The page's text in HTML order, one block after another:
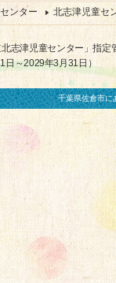
ンター 北志津児童セ
志津児童センター」指
日～2029年3月31日）
千葉県佐倉市に